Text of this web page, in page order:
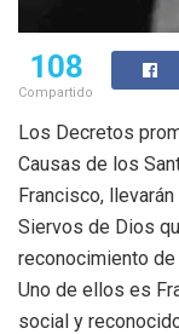
108
Compartido
Los Decretos
Causas de los
Francisco,
Siervos de Dios
reconocimiento
Uno de ellos es
social y